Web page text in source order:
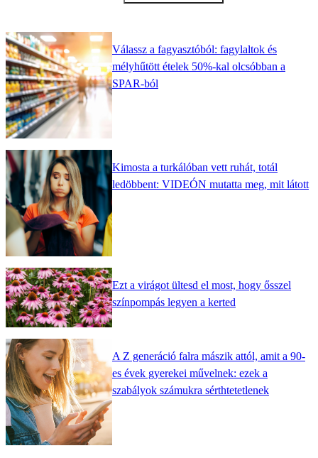
Válassz a fagyasztóból: fagylaltok és
mélyhűtött ételek 50%-kal olcsóbban a
SPAR-ból
Kimosta a turkálóban vett ruhát, totál
ledöbbent: VIDEÓN mutatta meg, mit látott
Ezt a virágot ültesd el most, hogy ősszel
színpompás legyen a kerted
A Z generáció falra mászik attól, amit a 90-
es évek gyerekei művelnek: ezek a
szabályok számukra sérthtetetlenek